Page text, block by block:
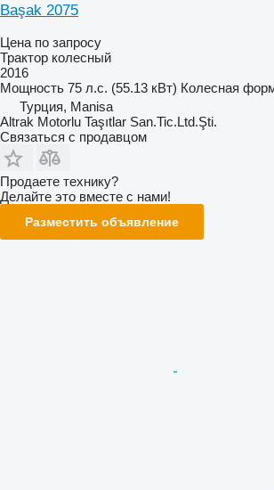
Başak 2075
Цена по запросу
Трактор колесный
2016
Мощность 75 л.с. (55.13 кВт) Колесная
Турция, Manisa
Altrak Motorlu Taşıtlar San.Tic.Ltd.Şti.
Связаться с продавцом
Продаете технику?
Делайте это вместе с нами!
Разместить объявление